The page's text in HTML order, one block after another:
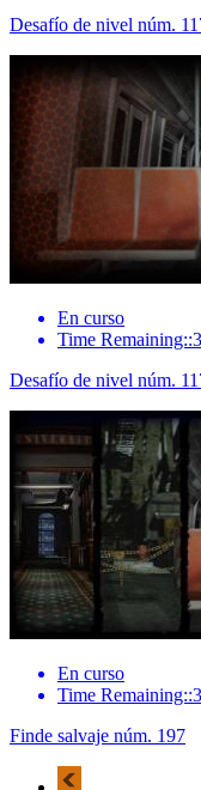
Desafío de nivel núm.
En curso
Time
Desafío de nivel núm.
En curso
Time
Finde salvaje núm. 197